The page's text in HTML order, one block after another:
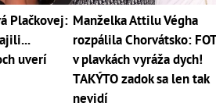
Plačkovej:
uverí
Manželka Attilu Végha
rozpálila Chorvátsko:
v plavkách vyráža dych!
TAKÝTO zadok sa len tak
nevidí